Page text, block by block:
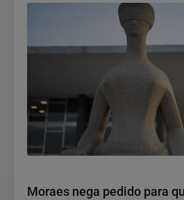
Moraes nega pedido para